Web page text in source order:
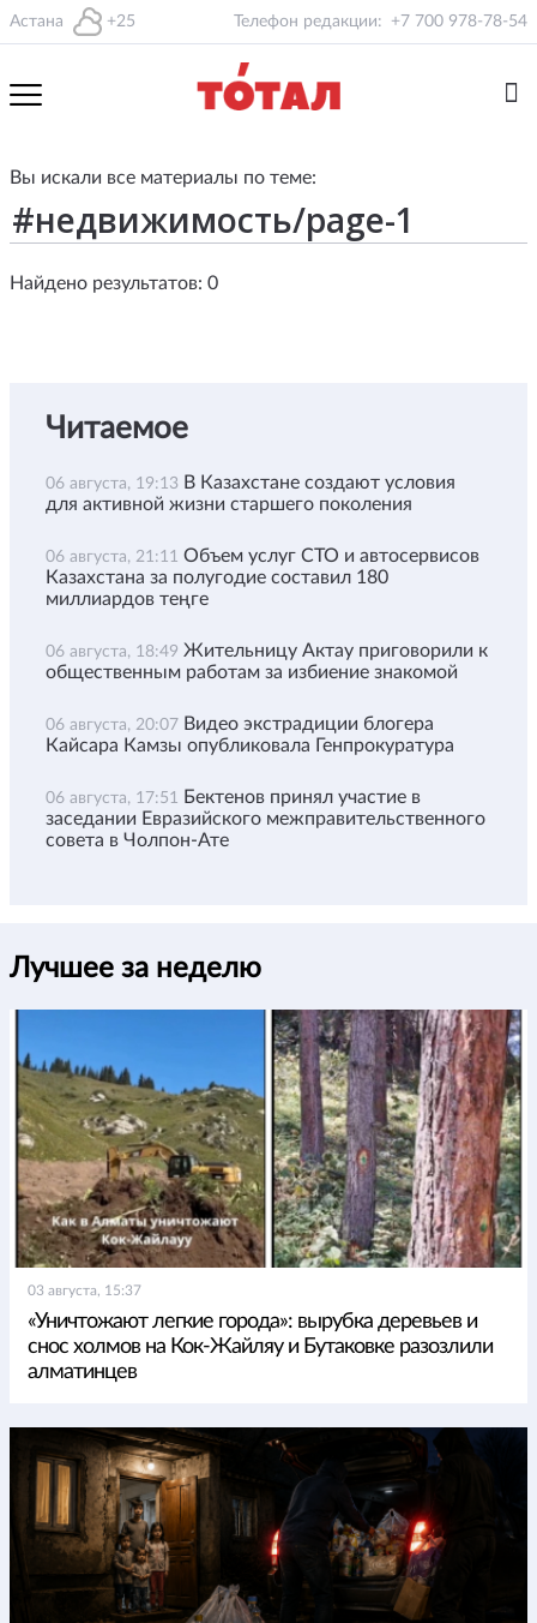
Астана +25 Телефон редакции: +7 700 978-78-54
Вы искали все материалы по теме:
Найдено результатов: 0
Читаемое
06 августа, 19:13 В Казахстане создают условия
для активной жизни старшего поколения
06 августа, 21:11 Объем услуг СТО и автосервисов
Казахстана за полугодие составил 180
миллиардов теңге
06 августа, 18:49 Жительницу Актау приговорили к
общественным работам за избиение знакомой
06 августа, 20:07 Видео экстрадиции блогера
Кайсара Камзы опубликовала Генпрокуратура
06 августа, 17:51 Бектенов принял участие в
заседании Евразийского межправительственного
совета в Чолпон-Ате
Лучшее за неделю
03 августа, 15:37
«Уничтожают легкие города»: вырубка деревьев и
снос холмов на Кок-Жайляу и Бутаковке разозлили
алматинцев